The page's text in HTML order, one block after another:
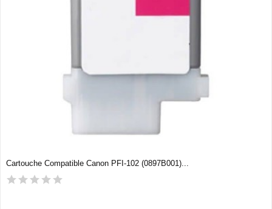
Cartouche Compatible Canon PFI-102 (0897B001)...